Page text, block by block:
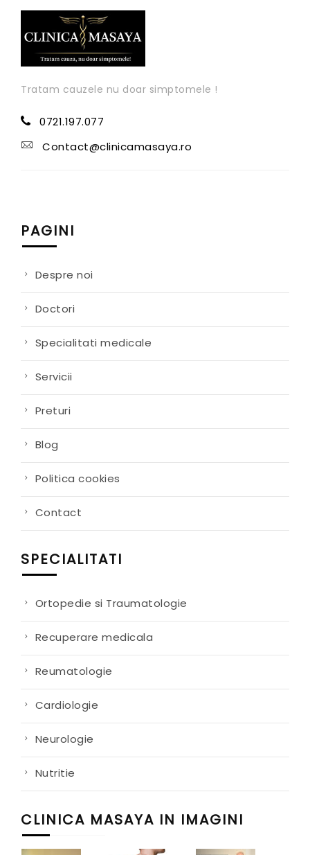
Tratam cauzele nu doar simptomele !
0721.197.077
Contact@clinicamasaya.ro
PAGINI
Despre noi
Doctori
Specialitati medicale
Servicii
Preturi
Blog
Politica cookies
Contact
SPECIALITATI
Ortopedie si Traumatologie
Recuperare medicala
Reumatologie
Cardiologie
Neurologie
Nutritie
CLINICA MASAYA IN IMAGINI